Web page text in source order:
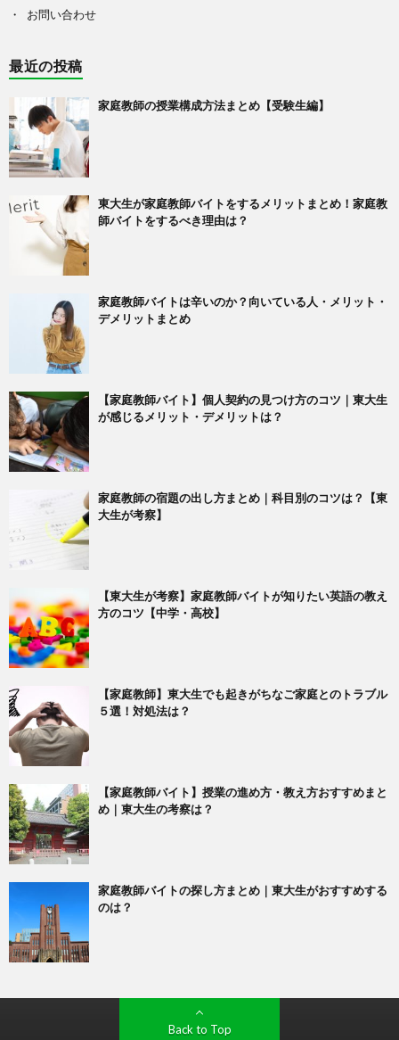
お問い合わせ
最近の投稿
家庭教師の授業構成方法まとめ【受験生編】
東大生が家庭教師バイトをするメリットまとめ！家庭教
師バイトをするべき理由は？
家庭教師バイトは辛いのか？向いている人・メリット・
デメリットまとめ
【家庭教師バイト】個人契約の見つけ方のコツ｜東大生
が感じるメリット・デメリットは？
家庭教師の宿題の出し方まとめ｜科目別のコツは？【東
大生が考察】
【東大生が考察】家庭教師バイトが知りたい英語の教え
方のコツ【中学・高校】
【家庭教師】東大生でも起きがちなご家庭とのトラブル
５選！対処法は？
【家庭教師バイト】授業の進め方・教え方おすすめまと
め｜東大生の考察は？
家庭教師バイトの探し方まとめ｜東大生がおすすめする
のは？
Back to Top